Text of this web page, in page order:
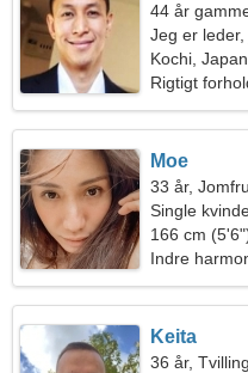
44 år
Jeg er
Kochi, Japan
Rigtigt
Moe
33 år,
Single
166 cm
Indre
Keita
36 år,